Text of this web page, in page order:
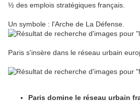
½ des emplois stratégiques français.
Un symbole : l'Arche de La Défense.
Paris s'insère dans le réseau urbain
Paris domine le réseau urbain